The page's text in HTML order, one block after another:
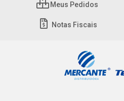
Meus Pedidos
Notas Fiscais